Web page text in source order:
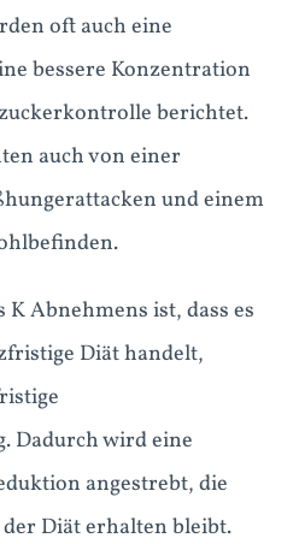
oft auch eine
bessere Konzentration
berichtet.
auch von einer
und einem
Abnehmens ist, dass es
Diät handelt,
Dadurch wird eine
angestrebt, die
Diät erhalten bleibt.